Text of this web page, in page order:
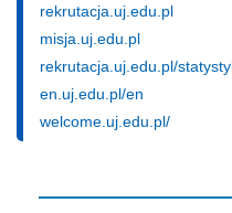
rekrutacja.uj.edu.pl
misja.uj.edu.pl
rekrutacja.uj.edu.pl/
en.uj.edu.pl/en
welcome.uj.edu.pl/